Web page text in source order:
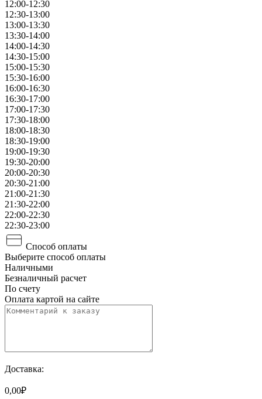
12:00-12:30
12:30-13:00
13:00-13:30
13:30-14:00
14:00-14:30
14:30-15:00
15:00-15:30
15:30-16:00
16:00-16:30
16:30-17:00
17:00-17:30
17:30-18:00
18:00-18:30
18:30-19:00
19:00-19:30
19:30-20:00
20:00-20:30
20:30-21:00
21:00-21:30
21:30-22:00
22:00-22:30
22:30-23:00
Способ оплаты
Выберите способ оплаты
Наличными
Безналичный расчет
По счету
Оплата картой на сайте
Доставка:
0,00₽